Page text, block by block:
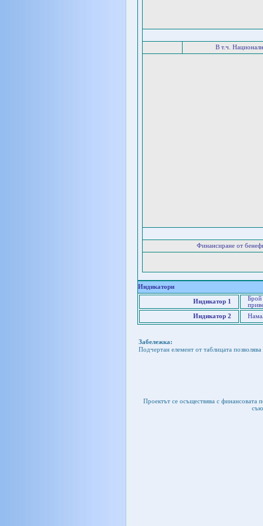
В т.ч.
Финансиране от
Индикатори
Индикатор 1
Брой
Индикатор 2
Забележка:
Подчертан елемент от таблицата
Проектът се осъществява с финансовата